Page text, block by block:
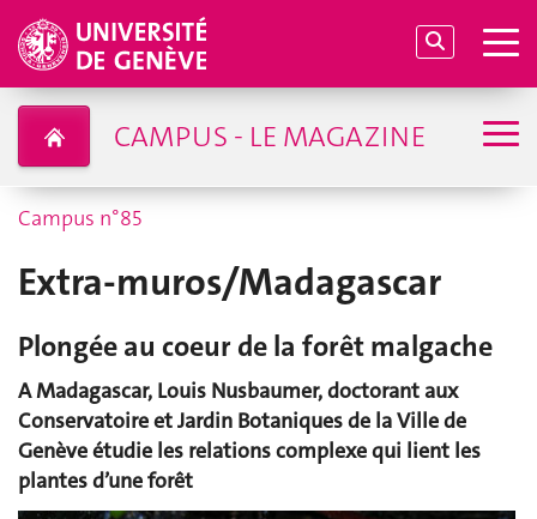
CAMPUS - LE MAGAZINE
Campus n°85
Extra-muros/Madagascar
Plongée au coeur de la forêt malgache
A Madagascar, Louis Nusbaumer, doctorant aux
Conservatoire et Jardin Botaniques de la Ville de
Genève étudie les relations complexe qui lient les
plantes d’une forêt